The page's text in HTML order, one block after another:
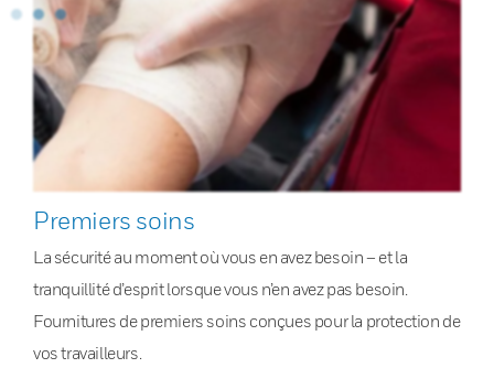
Premiers soins
La sécurité au moment où vous en avez besoin – et la
tranquillité d’esprit lorsque vous n’en avez pas besoin.
Fournitures de premiers soins conçues pour la protection de
vos travailleurs.